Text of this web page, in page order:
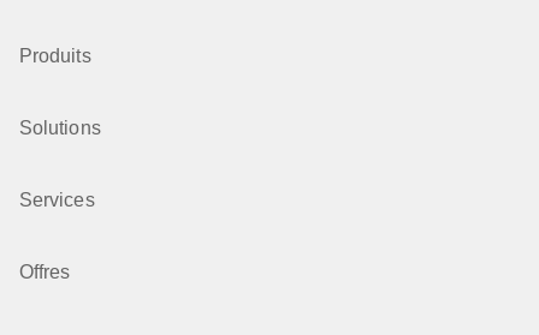
Produits
Solutions
Services
Offres